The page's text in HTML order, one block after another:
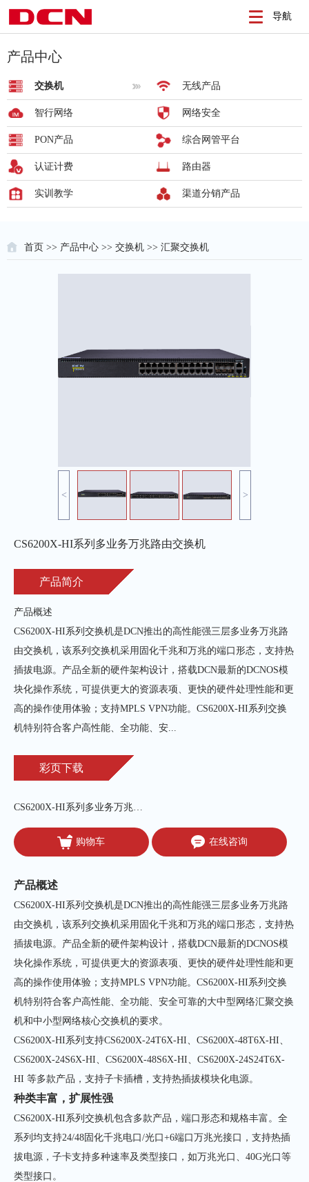
导航
产品中心
交换机 无线产品
智行网络 网络安全
PON产品 综合网管平台
认证计费 路由器
实训教学 渠道分销产品
首页 >> 产品中心 >> 交换机 >> 汇聚交换机
< >
CS6200X-HI系列多业务万兆路由交换机
产品简介
产品概述
CS6200X-HI系列交换机是DCN推出的高性能强三层多业务万兆路
由交换机，该系列交换机采用固化千兆和万兆的端口形态，支持热
插拔电源。产品全新的硬件架构设计，搭载DCN最新的DCNOS模
块化操作系统，可提供更大的资源表项、更快的硬件处理性能和更
高的操作使用体验；支持MPLS VPN功能。CS6200X-HI系列交换
机特别符合客户高性能、全功能、安...
彩页下载
CS6200X-HI系列多业务万兆路由交换机
购物车 在线咨询
产品概述
CS6200X-HI系列交换机是DCN推出的高性能强三层多业务万兆路
由交换机，该系列交换机采用固化千兆和万兆的端口形态，支持热
插拔电源。产品全新的硬件架构设计，搭载DCN最新的DCNOS模
块化操作系统，可提供更大的资源表项、更快的硬件处理性能和更
高的操作使用体验；支持MPLS VPN功能。CS6200X-HI系列交换
机特别符合客户高性能、全功能、安全可靠的大中型网络汇聚交换
机和中小型网络核心交换机的要求。
CS6200X-HI系列支持CS6200X-24T6X-HI、CS6200X-48T6X-HI、
CS6200X-24S6X-HI、CS6200X-48S6X-HI、 CS6200X-24S24T6X-
HI 等多款产品，支持子卡插槽，支持热插拔模块化电源。
种类丰富，扩展性强
CS6200X-HI系列交换机包含多款产品，端口形态和规格丰富。全
系列均支持24/48固化千兆电口/光口+6端口万兆光接口，支持热插
拔电源，子卡支持多种速率及类型接口，如万兆光口、40G光口等
类型接口。